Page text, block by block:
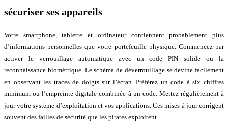
sécuriser ses appareils
Votre smartphone, tablette et ordinateur contiennent probablement plus
d’informations personnelles que votre portefeuille physique. Commencez par
activer le verrouillage automatique avec un code PIN solide ou la
reconnaissance biométrique. Le schéma de déverrouillage se devine facilement
en observant les traces de doigts sur l’écran. Préférez un code à six chiffres
minimum ou l’empreinte digitale combinée à un code. Mettez régulièrement à
jour votre système d’exploitation et vos applications. Ces mises à jour corrigent
souvent des failles de sécurité que les pirates exploitent.